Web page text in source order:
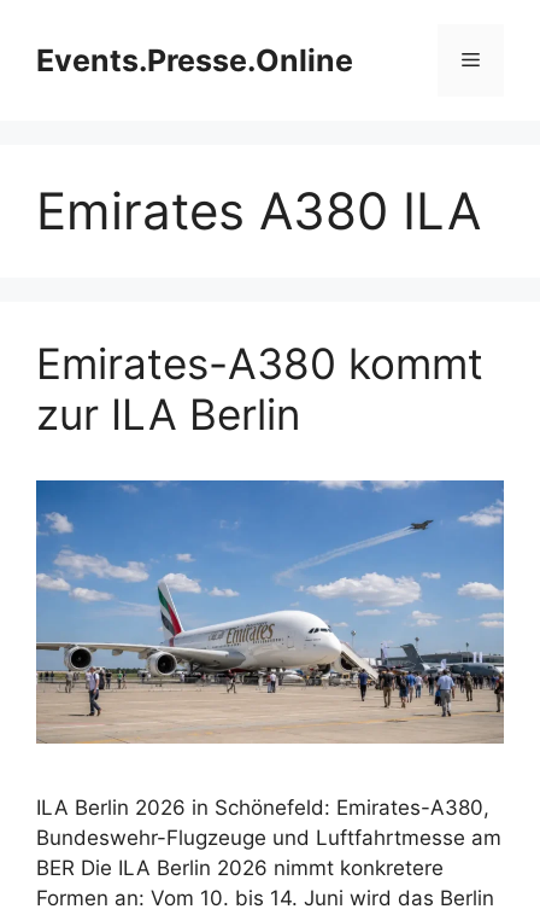
Inhalt
springen
Events.Presse.Online Menü
Emirates A380 ILA
Emirates-A380 kommt
zur ILA Berlin
ILA Berlin 2026 in Schönefeld: Emirates-A380,
Bundeswehr-Flugzeuge und Luftfahrtmesse am
BER Die ILA Berlin 2026 nimmt konkretere
Formen an: Vom 10. bis 14. Juni wird das Berlin